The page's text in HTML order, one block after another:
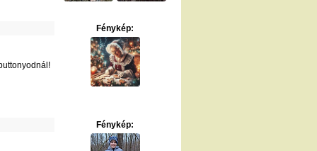
Fénykép:
Fénykép: